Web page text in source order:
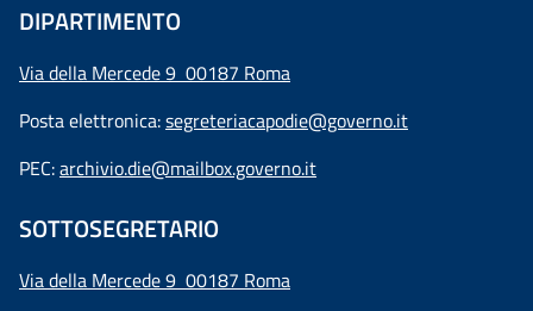
DIPARTIMENTO
Via della Mercede 9 00187 Roma
Posta elettronica:segreteriacapodie@governo.it
PEC:archivio.die@mailbox.governo.it
SOTTOSEGRETARIO
Via della Mercede 9 00187 Roma